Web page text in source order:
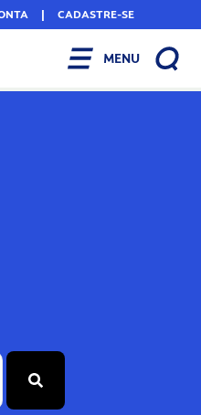
| CADASTRE-SE
MENU